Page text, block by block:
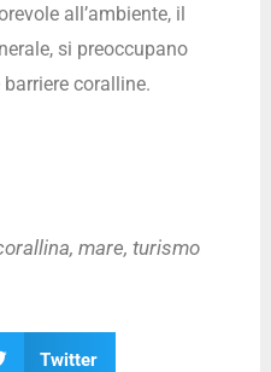
all’ambiente, il
si preoccupano
coralline.
,mare,turismo
Twitter